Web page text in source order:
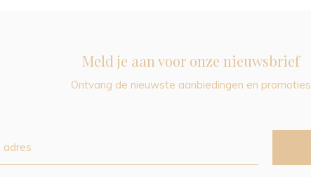
Meld je aan voor onze nieuwsbrief
Ontvang de nieuwste aanbiedingen en promoties